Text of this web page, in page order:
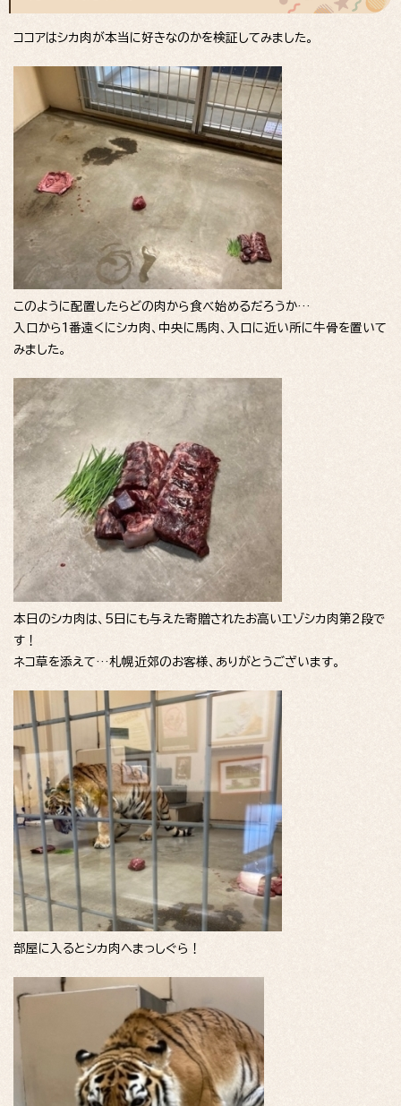
ココアはシカ肉が本当に好きなのかを検証してみました。
このように配置したらどの肉から食べ始めるだろうか…
入口から1番遠くにシカ肉、中央に馬肉、入口に近い所に牛骨を置いて
みました。
本日のシカ肉は、5日にも与えた寄贈されたお高いエゾシカ肉第2段で
す！
ネコ草を添えて…札幌近郊のお客様、ありがとうございます。
部屋に入るとシカ肉へまっしぐら！